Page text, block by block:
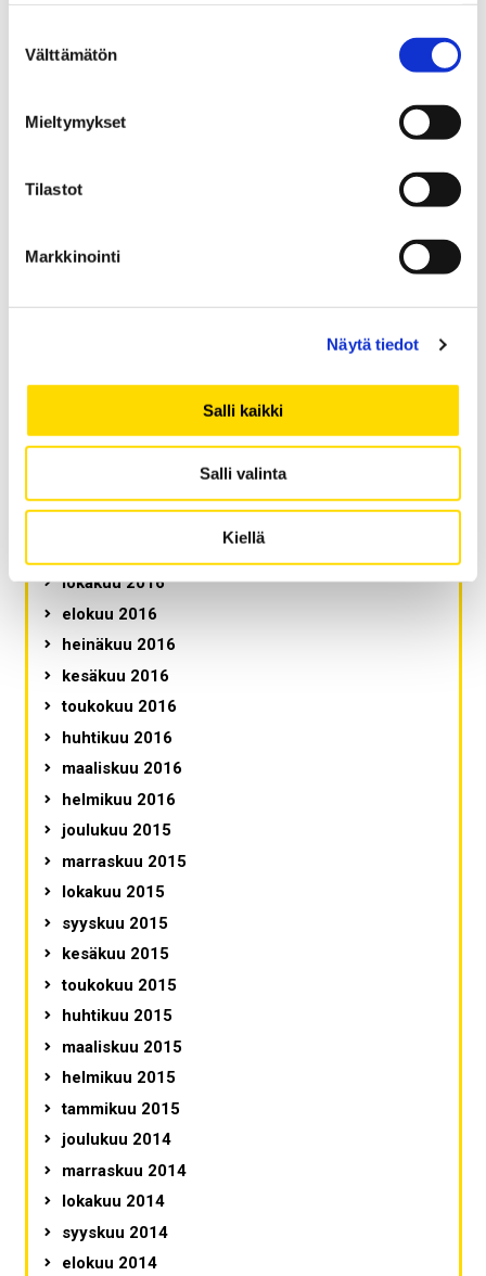
valinta
Välttämätön
Mieltymykset
Tilastot
Markkinointi
Näytä tiedot
Salli kaikki
Salli valinta
Kiellä
syyskuu 2018
toukokuu 2018
helmikuu 2018
lokakuu 2017
lokakuu 2016
elokuu 2016
heinäkuu 2016
kesäkuu 2016
toukokuu 2016
huhtikuu 2016
maaliskuu 2016
helmikuu 2016
joulukuu 2015
marraskuu 2015
lokakuu 2015
syyskuu 2015
kesäkuu 2015
toukokuu 2015
huhtikuu 2015
maaliskuu 2015
helmikuu 2015
tammikuu 2015
joulukuu 2014
marraskuu 2014
lokakuu 2014
syyskuu 2014
elokuu 2014